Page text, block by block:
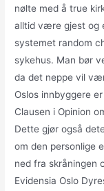
nølte med å true
alltid være gjest og
systemet random
sykehus. Man bør
da det neppe vil
Oslos innbyggere
Clausen i Opinion
Dette gjør også
om den personlige
ned fra skråningen
Evidensia Oslo